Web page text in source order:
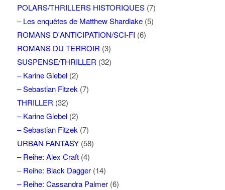
POLARS/THRILLERS HISTORIQUES(7)
– Les enquêtes de Matthew Shardlake(5)
ROMANS D'ANTICIPATION/SCI-FI (6)
ROMANS DU TERROIR (3)
SUSPENSE/THRILLER (32)
– Karine Giebel(2)
– Sebastian Fitzek(7)
THRILLER (32)
– Karine Giebel(2)
– Sebastian Fitzek(7)
URBAN FANTASY(58)
– Reihe: Alex Craft(4)
– Reihe: Black Dagger(14)
– Reihe: Cassandra Palmer(6)